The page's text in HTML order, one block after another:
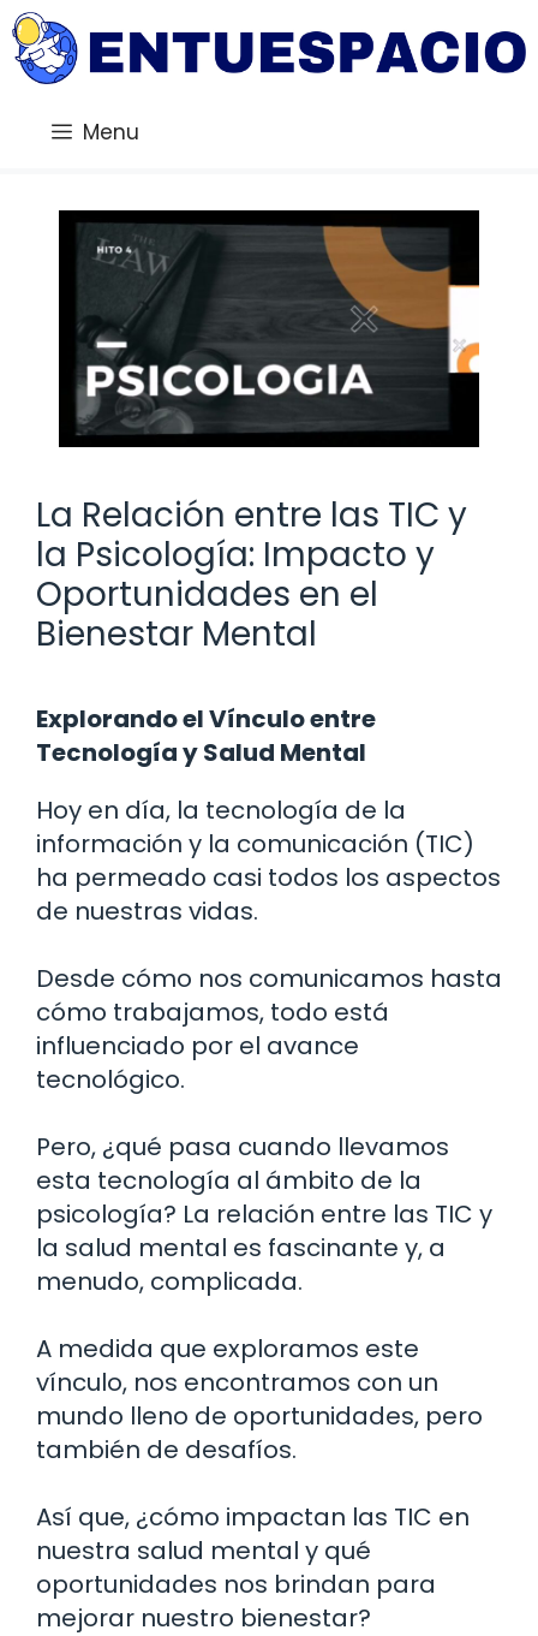
Saltar
al
contenido
Menu
La Relación entre las TIC y
la Psicología: Impacto y
Oportunidades en el
Bienestar Mental
Explorando el Vínculo entre
Tecnología y Salud Mental
Hoy en día, la tecnología de la
información y la comunicación (TIC)
ha permeado casi todos los aspectos
de nuestras vidas.
Desde cómo nos comunicamos hasta
cómo trabajamos, todo está
influenciado por el avance
tecnológico.
Pero, ¿qué pasa cuando llevamos
esta tecnología al ámbito de la
psicología? La relación entre las TIC y
la salud mental es fascinante y, a
menudo, complicada.
A medida que exploramos este
vínculo, nos encontramos con un
mundo lleno de oportunidades, pero
también de desafíos.
Así que, ¿cómo impactan las TIC en
nuestra salud mental y qué
oportunidades nos brindan para
mejorar nuestro bienestar?